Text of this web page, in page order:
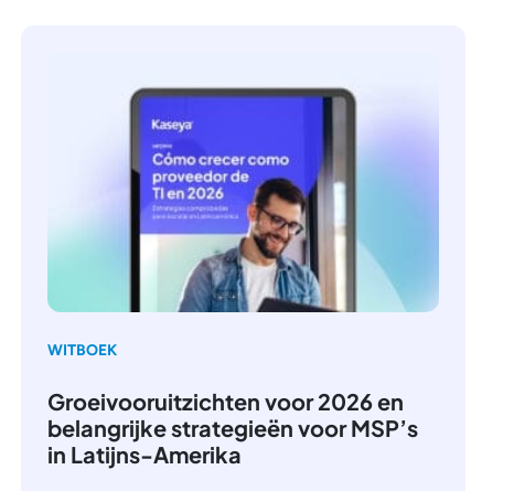
WITBOEK
Groeivooruitzichten voor 2026 en
belangrijke strategieën voor MSP’s
in Latijns-Amerika